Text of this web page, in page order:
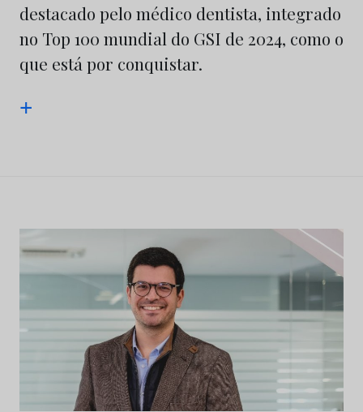
destacado pelo médico dentista, integrado
no Top 100 mundial do GSI de 2024, como o
que está por conquistar.
+